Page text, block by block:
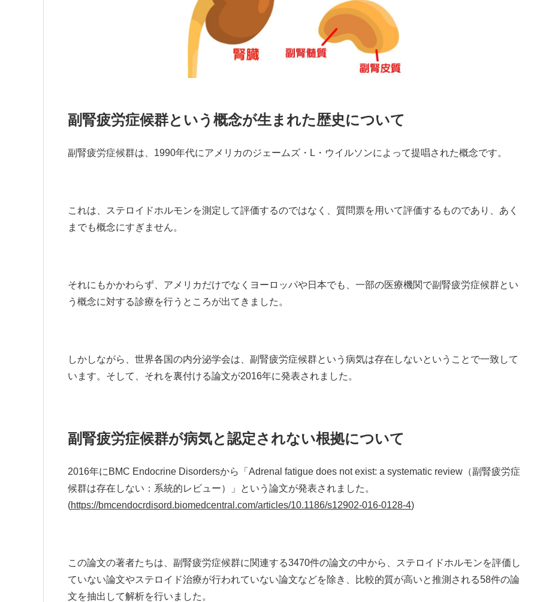
副腎疲労症候群という概念が生まれた歴史について
副腎疲労症候群は、1990年代にアメリカのジェームズ・L・ウイルソンによって提唱された概念です。
これは、ステロイドホルモンを測定して評価するのではなく、質問票を用いて評価するものであり、あく
までも概念にすぎません。
それにもかかわらず、アメリカだけでなくヨーロッパや日本でも、一部の医療機関で副腎疲労症候群とい
う概念に対する診療を行うところが出てきました。
しかしながら、世界各国の内分泌学会は、副腎疲労症候群という病気は存在しないということで一致して
います。そして、それを裏付ける論文が2016年に発表されました。
副腎疲労症候群が病気と認定されない根拠について
2016年にBMC Endocrine Disordersから「Adrenal fatigue does not exist: a systematic review（副腎疲労症
候群は存在しない：系統的レビュー）」という論文が発表されました。
(https://bmcendocrdisord.biomedcentral.com/articles/10.1186/s12902-016-0128-4)
この論文の著者たちは、副腎疲労症候群に関連する3470件の論文の中から、ステロイドホルモンを評価し
ていない論文やステロイド治療が行われていない論文などを除き、比較的質が高いと推測される58件の論
文を抽出して解析を行いました。